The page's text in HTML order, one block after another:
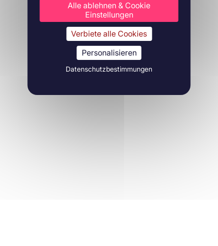
Alle ablehnen & Cookie
Einstellungen
Verbiete alle Cookies
Personalisieren
Datenschutzbestimmungen